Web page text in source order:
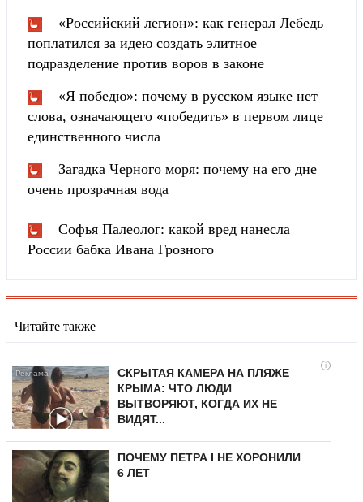
«Российский легион»: как генерал Лебедь
поплатился за идею создать элитное
подразделение против воров в законе
«Я победю»: почему в русском языке нет
слова, означающего «победить» в первом лице
единственного числа
Загадка Черного моря: почему на его дне
очень прозрачная вода
Софья Палеолог: какой вред нанесла
России бабка Ивана Грозного
Читайте также
i
СКРЫТАЯ КАМЕРА НА ПЛЯЖЕ
КРЫМА: ЧТО ЛЮДИ
ВЫТВОРЯЮТ, КОГДА ИХ НЕ
ВИДЯТ...
ПОЧЕМУ ПЕТРА I НЕ ХОРОНИЛИ
6 ЛЕТ